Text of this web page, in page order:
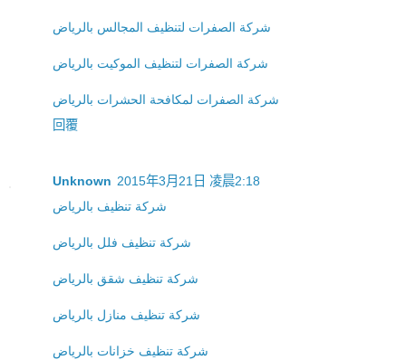
شركة الصفرات لتنظيف المجالس بالرياض
شركة الصفرات لتنظيف الموكيت بالرياض
شركة الصفرات لمكافحة الحشرات بالرياض
回覆
Unknown 2015年3月21日 凌晨2:18
شركة تنظيف بالرياض
شركة تنظيف فلل بالرياض
شركة تنظيف شقق بالرياض
شركة تنظيف منازل بالرياض
شركة تنظيف خزانات بالرياض